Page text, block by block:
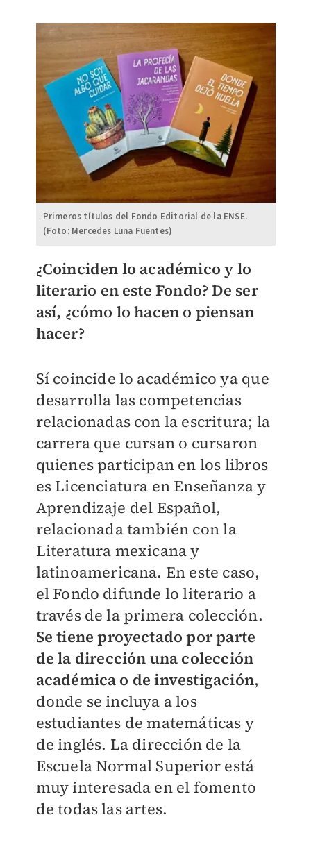
Primeros títulos del Fondo Editorial de la ENSE.
(Foto: Mercedes Luna Fuentes)
¿Coinciden lo académico y lo
literario en este Fondo? De ser
así, ¿cómo lo hacen o piensan
hacer?
Sí coincide lo académico ya que
desarrolla las competencias
relacionadas con la escritura; la
carrera que cursan o cursaron
quienes participan en los libros
es Licenciatura en Enseñanza y
Aprendizaje del Español,
relacionada también con la
Literatura mexicana y
latinoamericana. En este caso,
el Fondo difunde lo literario a
través de la primera colección.
Se tiene proyectado por parte
de la dirección una colección
académica o de investigación,
donde se incluya a los
estudiantes de matemáticas y
de inglés. La dirección de la
Escuela Normal Superior está
muy interesada en el fomento
de todas las artes.